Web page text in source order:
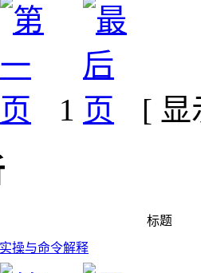
1
[
标题
操与命令解释